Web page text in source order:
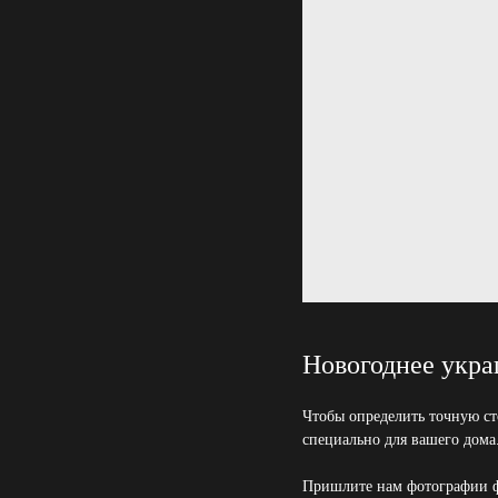
Новогоднее
Чтобы определить точную
специально для вашего дома.
Пришлите нам фотографии